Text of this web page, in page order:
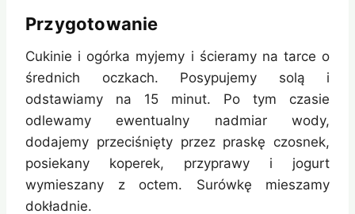
Przygotowanie
Cukinie i ogórka myjemy i ścieramy na tarce o
średnich oczkach. Posypujemy solą i
odstawiamy na 15 minut. Po tym czasie
odlewamy ewentualny nadmiar wody,
dodajemy przeciśnięty przez praskę czosnek,
posiekany koperek, przyprawy i jogurt
wymieszany z octem. Surówkę mieszamy
dokładnie.